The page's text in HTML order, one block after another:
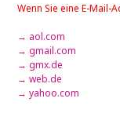
Wenn Sie eine E-Mail-
→ aol.com
→ gmail.com
→ gmx.de
→ web.de
→ yahoo.com